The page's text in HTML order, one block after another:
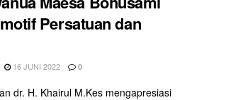
Persatuan dan
16 JUNI 2022 0
dr. H. Khairul M.Kes mengapresiasi